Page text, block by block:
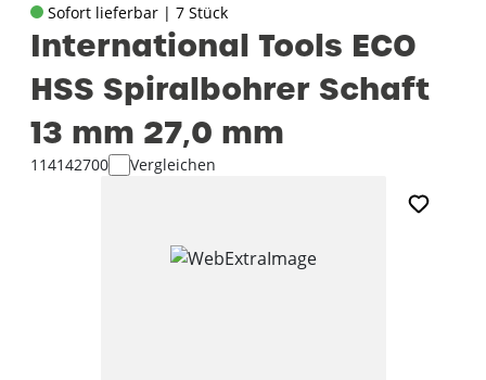
Sofort lieferbar | 7 Stück
International Tools ECO
HSS Spiralbohrer Schaft
13 mm 27‚0 mm
114142700 Vergleichen